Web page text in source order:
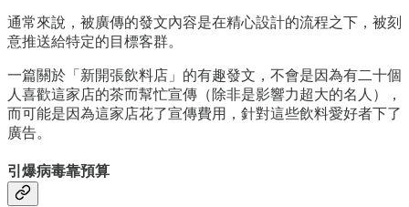
通常來說，被廣傳的發文內容是在精心設計的流程之下，被刻
意推送給特定的目標客群。
一篇關於「新開張飲料店」的有趣發文，不會是因為有二十個
人喜歡這家店的茶而幫忙宣傳（除非是影響力超大的名人），
而可能是因為這家店花了宣傳費用，針對這些飲料愛好者下了
廣告。
引爆病毒靠預算